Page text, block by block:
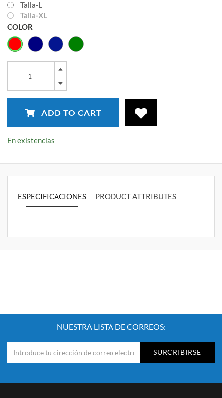
Talla-L
Talla-XL
COLOR
ADD TO CART
En existencias
ESPECIFICACIONES PRODUCT ATTRIBUTES
NUESTRA LISTA DE CORREOS:
SURCRIBIRSE